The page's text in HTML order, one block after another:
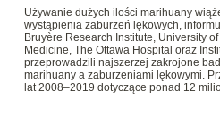
Używanie dużych ilości marihuany
wystąpienia zaburzeń lękowych,
Bruyère Research Institute, University
Medicine, The Ottawa Hospital oraz
przeprowadzili najszerzej zakrojone
marihuany a zaburzeniami lękowymi.
lat 2008–2019 dotyczące ponad 12